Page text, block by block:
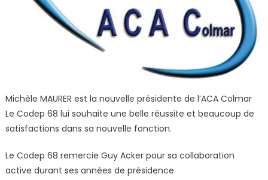
Michèle MAURER est la nouvelle présidente de l’ACA Colmar
Le Codep 68 lui souhaite une belle réussite et beaucoup de
satisfactions dans sa nouvelle fonction.
Le Codep 68 remercie Guy Acker pour sa collaboration
active durant ses années de présidence